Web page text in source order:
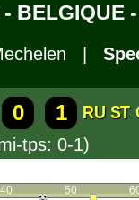
BELGIQUE
|
0 1
RU ST
tps: 0-1)
40 50